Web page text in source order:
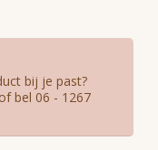
bij je past?
bel 06 - 1267